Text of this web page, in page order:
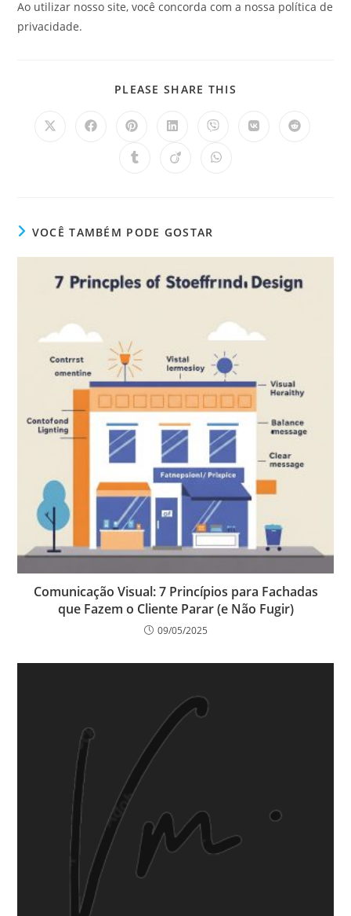
Ao utilizar nosso site, você concorda com a nossa política de
privacidade.
PLEASE SHARE THIS
VOCÊ TAMBÉM PODE GOSTAR
Comunicação Visual: 7 Princípios para Fachadas
que Fazem o Cliente Parar (e Não Fugir)
09/05/2025